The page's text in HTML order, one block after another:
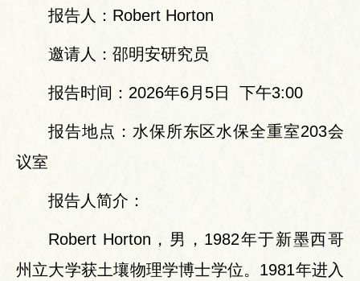
报告人：Robert Horton
邀请人：邵明安研究员
报告时间：2026年6月5日 下午3:00
报告地点：水保所东区水保全重室203会
议室
报告人简介：
Robert Horton，男，1982年于新墨西哥
州立大学获土壤物理学博士学位。1981年进入